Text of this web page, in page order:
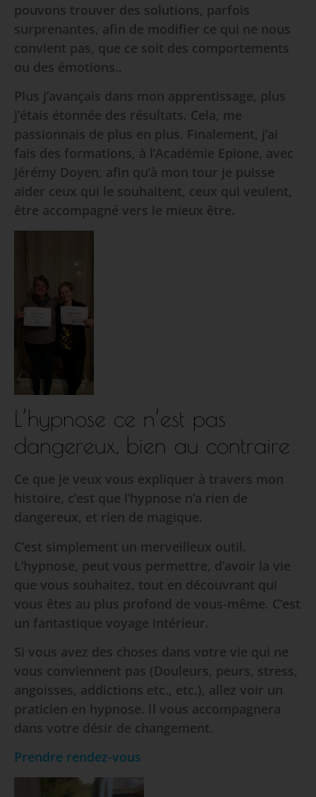
pouvons trouver des solutions, parfois
surprenantes, afin de modifier ce qui ne nous
convient pas, que ce soit des comportements
ou des émotions..
Plus j’avançais dans mon apprentissage, plus
j’étais étonnée des résultats. Cela, me
passionnais de plus en plus. Finalement, j’ai
fais des formations, à l’Académie Epione, avec
Jérémy Doyen, afin qu’à mon tour je puisse
aider ceux qui le souhaitent, ceux qui veulent,
être accompagné vers le mieux être.
L’hypnose ce n’est pas
dangereux, bien au contraire
Ce que je veux vous expliquer à travers mon
histoire, c’est que l’hypnose n’a rien de
dangereux, et rien de magique.
C’est simplement un merveilleux outil.
L’hypnose, peut vous permettre, d’avoir la vie
que vous souhaitez, tout en découvrant qui
vous êtes au plus profond de vous-même. C’est
un fantastique voyage intérieur.
Si vous avez des choses dans votre vie qui ne
vous conviennent pas (Douleurs, peurs, stress,
angoisses, addictions etc., etc.), allez voir un
praticien en hypnose. Il vous accompagnera
dans votre désir de changement.
Prendre rendez-vous